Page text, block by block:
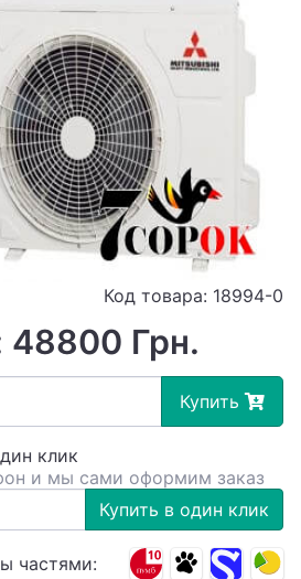
Код товара: 18994-0
48800 Грн.
Купить
клик
и мы сами оформим заказ
Купить в один клик
частями: